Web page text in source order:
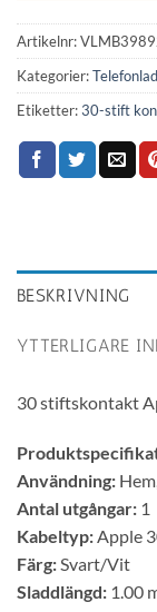
Artikelnr:
Kategorier:
Etiketter:30-stift
BESKRIVNING
YTTERLIGARE
30 stiftskontakt
Användning:
Antal utgångar: 1
Kabeltyp:Apple
Färg:Svart/Vit
Sladdlängd: 1.00